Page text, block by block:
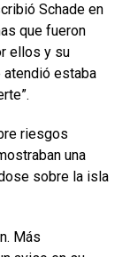
Schade en
que fueron
ellos y su
atendió estaba
riesgos
una
sobre la isla
Más